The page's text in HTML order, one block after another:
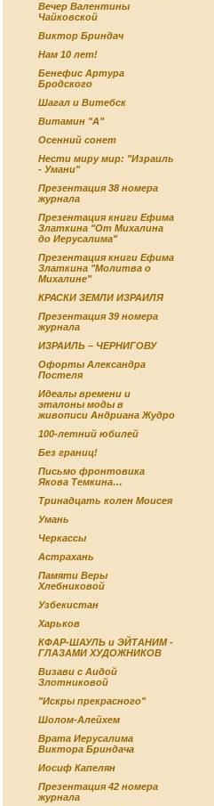
Вечер Валентины
Чайковской
Виктор Бриндач
Нам 10 лет!
Бенефис Артура
Бродского
Шагал и Витебск
Витамин "А"
Осенний сонет
Нести миру мир: "Израиль
- Умани"
Презентация 38 номера
журнала
Презентация книги Ефима
Златкина "От Михалина
до Иерусалима"
Презентация книги Ефима
Златкина "Молитва о
Михалине"
КРАСКИ ЗЕМЛИ ИЗРАИЛЯ
Презентация 39 номера
журнала
ИЗРАИЛЬ – ЧЕРНИГОВУ
Офорты Александра
Постеля
Идеалы времени и
эталоны моды в
живописи Андриана Жудро
100-летний юбилей
Без границ!
Письмо фронтовика
Якова Темкина…
Тринадцать колен Моисея
Умань
Черкассы
Астрахань
Памяти Веры
Хлебниковой
Узбекистан
Харьков
КФАР-ШАУЛЬ и ЭЙТАНИМ -
ГЛАЗАМИ ХУДОЖНИКОВ
Визави с Аидой
Злотниковой
"Искры прекрасного"
Шолом-Алейхем
Врата Иерусалима
Виктора Бриндача
Иосиф Капелян
Презентация 42 номера
журнала